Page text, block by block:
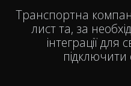
Транспортна
лист та, за
інтеграції для